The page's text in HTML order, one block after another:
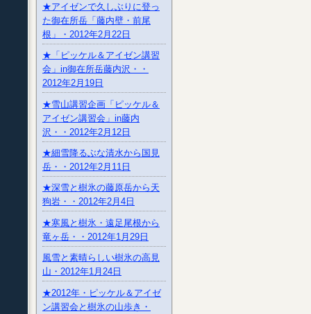
★アイゼンで久しぶりに登っ
た御在所岳「藤内壁・前尾
根」・2012年2月22日
★「ピッケル＆アイゼン講習
会」in御在所岳藤内沢・・
2012年2月19日
★雪山講習企画「ピッケル＆
アイゼン講習会」in藤内
沢・・2012年2月12日
★細雪降るぶな清水から国見
岳・・2012年2月11日
★深雪と樹氷の藤原岳から天
狗岩・・2012年2月4日
★寒風と樹氷・遠足尾根から
竜ヶ岳・・2012年1月29日
風雪と素晴らしい樹氷の高見
山・2012年1月24日
★2012年・ピッケル＆アイゼ
ン講習会と樹氷の山歩き・